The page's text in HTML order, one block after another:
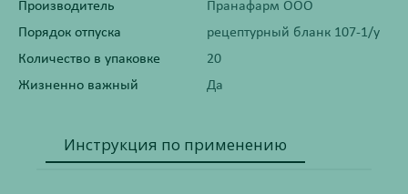
Производитель
Пранафарм ООО
Порядок отпуска
рецептурный бланк 107-1/у
Количество в упаковке
20
Жизненно важный
Да
Инструкция по применению